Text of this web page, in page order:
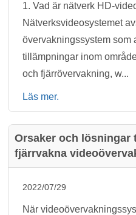
1. Vad är nätverk HD-
Nätverksvideosystemet
övervakningssystem som
tillämpningar inom
och fjärrövervakning, w...
Läs mer.
Orsaker och lösningar
fjärrvakna
2022/07/29
När